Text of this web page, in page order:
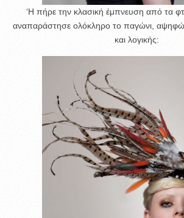
‘Η πήρε την κλασική έμπνευση από τα
αναπαράστησε ολόκληρο το παγώνι,
και λογικής: